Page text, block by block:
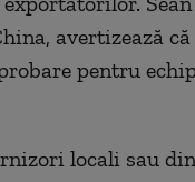
avertizează
pentru
locali sau